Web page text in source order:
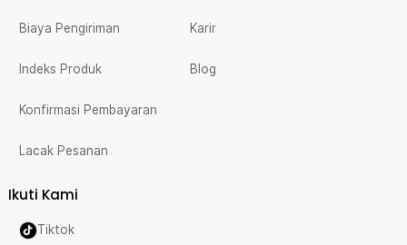
Biaya Pengiriman
Indeks Produk
Konfirmasi Pembayaran
Lacak Pesanan
Karir
Blog
Ikuti Kami
Tiktok